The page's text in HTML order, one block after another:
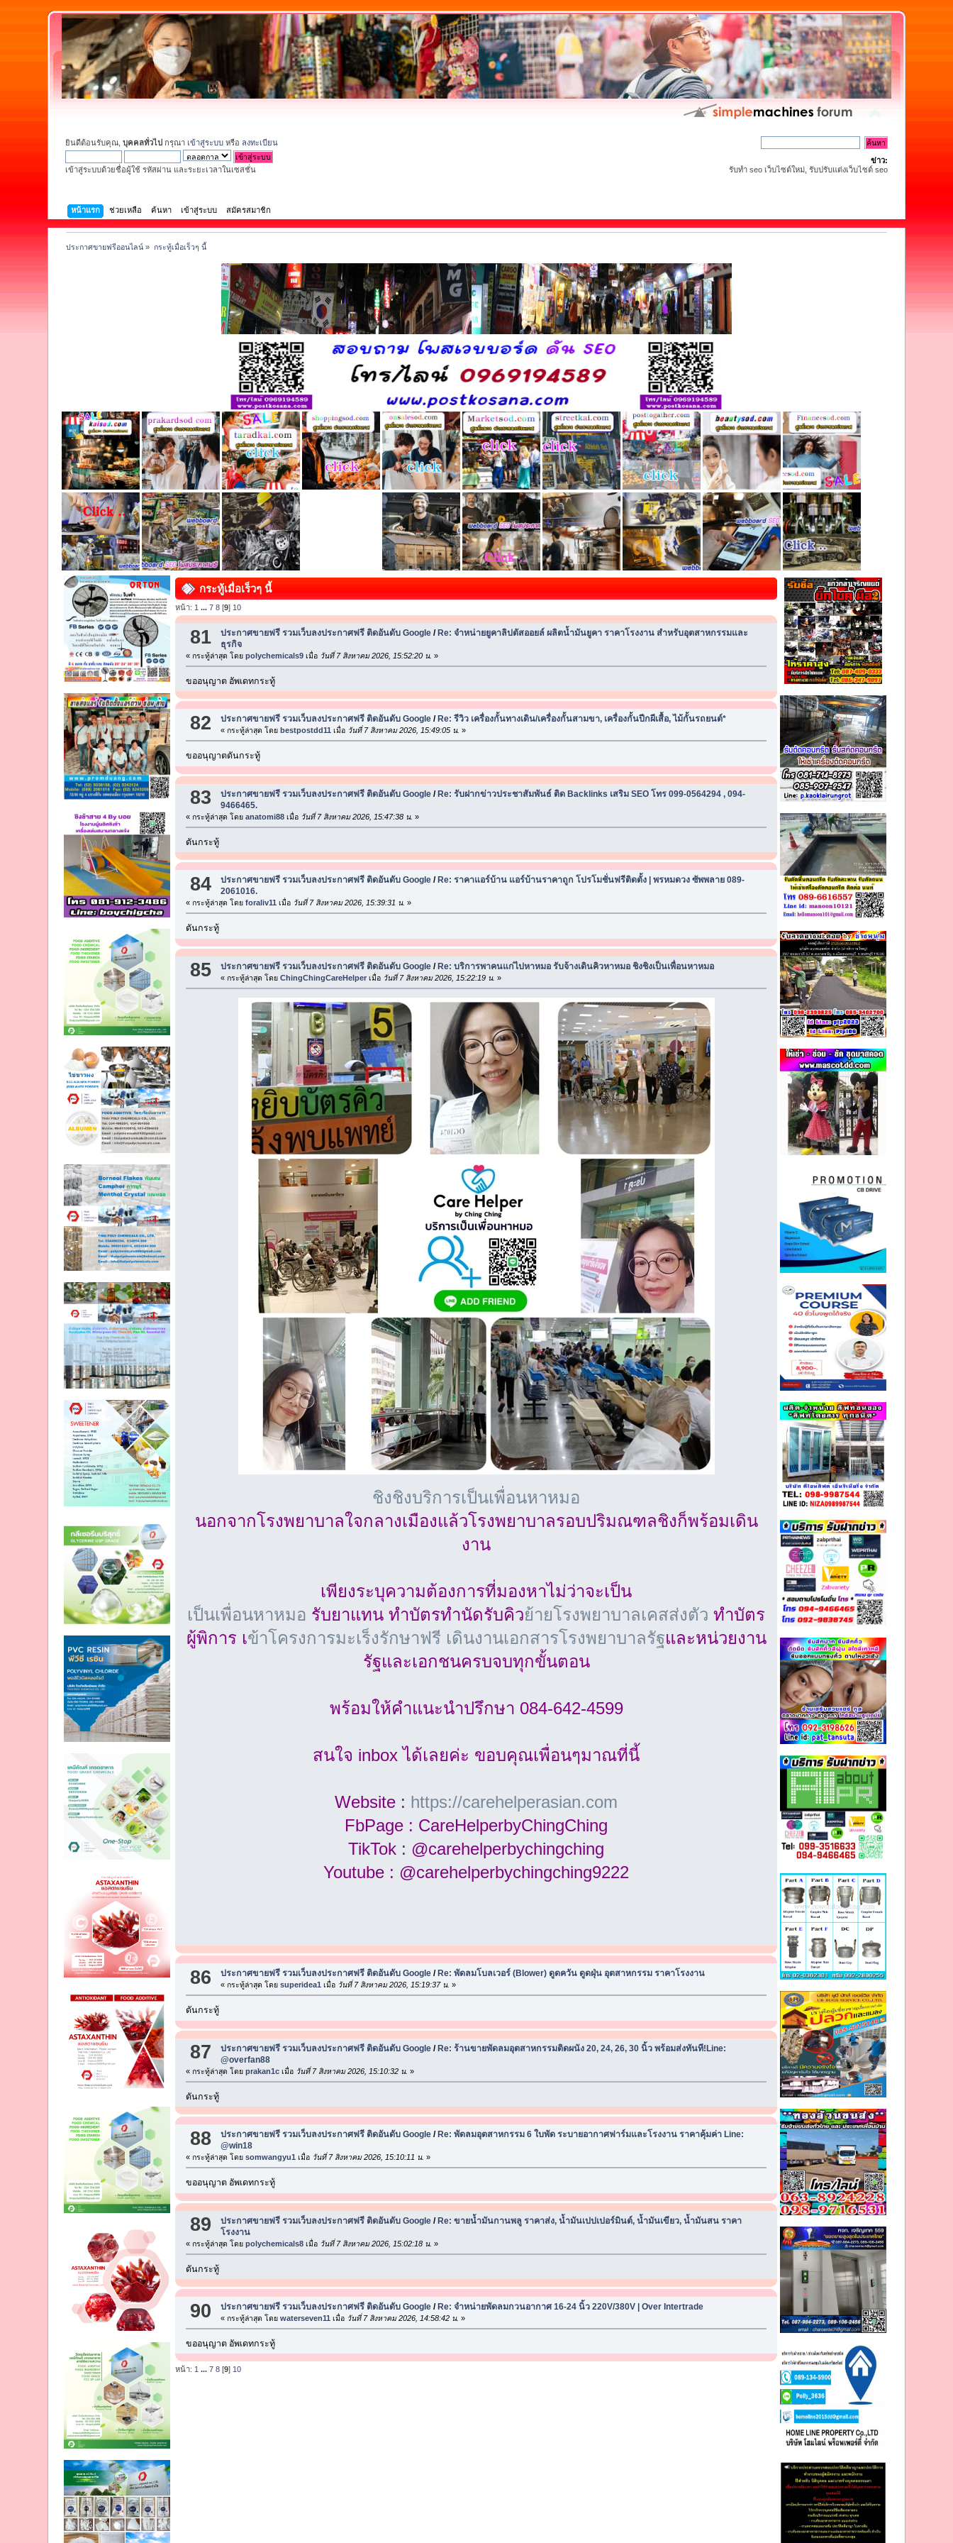
ยินดีต้อนรับคุณ,บุคคลทั่วไป กรุณา เข้าสู่ระบบ หรือ ลงทะเบียน
เข้าสู่ระบบด้วยชื่อผู้ใช้ รหัสผ่าน และระยะเวลาในเซสชั่น
ข่าว:
รับทำ seo เว็บไซต์ใหม่, รับปรับแต่งเว็บไซต์ seo
หน้าแรก ช่วยเหลือ ค้นหา เข้าสู่ระบบ สมัครสมาชิก
ประกาศขายฟรีออนไลน์ » กระทู้เมื่อเร็วๆ นี้
กระทู้เมื่อเร็วๆ นี้
หน้า: 1 ...7 8 [9] 10
81 ประกาศขายฟรี รวมเว็บลงประกาศฟรี ติดอันดับ Google / Re: จำหน่ายยูคาลิปตัสออยล์ ผลิตน้ำมันยูคา ราคาโรงงาน สำหรับอุตสาหกรรมและ
ธุรกิจ
« กระทู้ล่าสุด โดยpolychemicals9 เมื่อ วันที่ 7 สิงหาคม 2026, 15:52:20 น. »
ขออนุญาต อัพเดทกระทู้
82 ประกาศขายฟรี รวมเว็บลงประกาศฟรี ติดอันดับ Google / Re: รีวิว เครื่องกั้นทางเดิน/เครื่องกั้นสามขา, เครื่องกั้นปีกผีเสื้อ, ไม้กั้นรถยนต์*
« กระทู้ล่าสุด โดย bestpostdd11 เมื่อ วันที่ 7 สิงหาคม 2026, 15:49:05 น. »
ขออนุญาตดันกระทู้
83 ประกาศขายฟรี รวมเว็บลงประกาศฟรี ติดอันดับ Google / Re: รับฝากข่าวประชาสัมพันธ์ ติด Backlinks เสริม SEO โทร 099-0564294 , 094-
9466465.
« กระทู้ล่าสุด โดยanatomi88 เมื่อ วันที่ 7 สิงหาคม 2026, 15:47:38 น. »
ดันกระทู้
84 ประกาศขายฟรี รวมเว็บลงประกาศฟรี ติดอันดับ Google / Re: ราคาแอร์บ้าน แอร์บ้านราคาถูก โปรโมชั่นฟรีติดตั้ง | พรหมดวง ซัพพลาย 089-
2061016.
« กระทู้ล่าสุด โดยforaliv11 เมื่อ วันที่ 7 สิงหาคม 2026, 15:39:31 น. »
ดันกระทู้
85 ประกาศขายฟรี รวมเว็บลงประกาศฟรี ติดอันดับ Google /Re: บริการพาคนแก่ไปหาหมอ รับจ้างเดินคิวหาหมอ ชิงชิงเป็นเพื่อนหาหมอ
« กระทู้ล่าสุด โดยChingChingCareHelper เมื่อ วันที่ 7 สิงหาคม 2026, 15:22:19 น. »
ชิงชิงบริการเป็นเพื่อนหาหมอ
นอกจากโรงพยาบาลใจกลางเมืองแล้วโรงพยาบาลรอบปริมณฑลชิงก็พร้อมเดิน
งาน
เพียงระบุความต้องการที่มองหาไม่ว่าจะเป็น
เป็นเพื่อนหาหมอ รับยาแทน ทำบัตรทำนัดรับคิวย้ายโรงพยาบาลเคสส่งตัว ทำบัตร
ผู้พิการ เข้าโครงการมะเร็งรักษาฟรี เดินงานเอกสารโรงพยาบาลรัฐและหน่วยงาน
รัฐและเอกชนครบจบทุกขั้นตอน
พร้อมให้คำแนะนำปรึกษา 084-642-4599
สนใจ inbox ได้เลยค่ะ ขอบคุณเพื่อนๆมาณที่นี้
Website : https://carehelperasian.com
FbPage : CareHelperbyChingChing
TikTok : @carehelperbychingching
Youtube : @carehelperbychingching9222
86 ประกาศขายฟรี รวมเว็บลงประกาศฟรี ติดอันดับ Google / Re: พัดลมโบลเวอร์ (Blower) ดูดควัน ดูดฝุ่น อุตสาหกรรม ราคาโรงงาน
« กระทู้ล่าสุด โดยsuperidea1 เมื่อ วันที่ 7 สิงหาคม 2026, 15:19:37 น. »
ดันกระทู้
87 ประกาศขายฟรี รวมเว็บลงประกาศฟรี ติดอันดับ Google /Re: ร้านขายพัดลมอุตสาหกรรมติดผนัง 20, 24, 26, 30 นิ้ว พร้อมส่งทันที!Line:
@overfan88
« กระทู้ล่าสุด โดยprakan1c เมื่อ วันที่ 7 สิงหาคม 2026, 15:10:32 น. »
ดันกระทู้
88 ประกาศขายฟรี รวมเว็บลงประกาศฟรี ติดอันดับ Google / Re: พัดลมอุตสาหกรรม 6 ใบพัด ระบายอากาศฟาร์มและโรงงาน ราคาคุ้มค่า Line:
@win18
« กระทู้ล่าสุด โดยsomwangyu1 เมื่อ วันที่ 7 สิงหาคม 2026, 15:10:11 น. »
ขออนุญาต อัพเดทกระทู้
89 ประกาศขายฟรี รวมเว็บลงประกาศฟรี ติดอันดับ Google /Re: ขายน้ำมันกานพลู ราคาส่ง, น้ำมันเปปเปอร์มินต์, น้ำมันเขียว, น้ำมันสน ราคา
โรงงาน
« กระทู้ล่าสุด โดยpolychemicals8 เมื่อ วันที่ 7 สิงหาคม 2026, 15:02:18 น. »
ดันกระทู้
90 ประกาศขายฟรี รวมเว็บลงประกาศฟรี ติดอันดับ Google / Re: จำหน่ายพัดลมกวนอากาศ 16-24 นิ้ว 220V/380V | Over Intertrade
« กระทู้ล่าสุด โดยwaterseven11 เมื่อ วันที่ 7 สิงหาคม 2026, 14:58:42 น. »
ขออนุญาต อัพเดทกระทู้
หน้า:1 ...7 8 [9]10